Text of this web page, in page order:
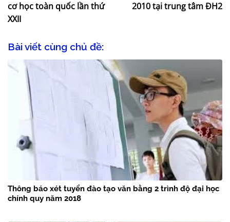
cơ học toàn quốc lần thứ
XXII
2010 tại trung tâm ĐH2
Bài viết cùng chủ đề:
Thông báo xét tuyển đào tạo văn bằng 2 trình độ đại học
chính quy năm 2018